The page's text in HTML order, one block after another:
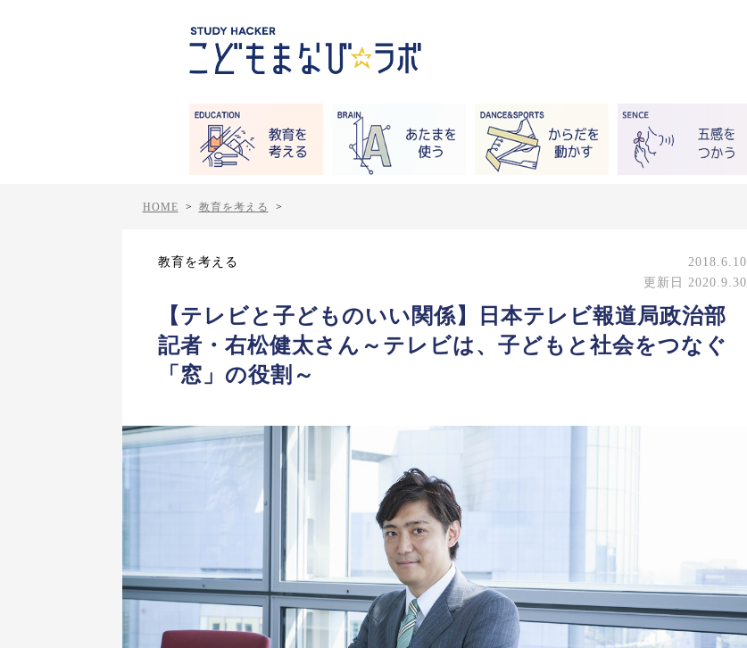
HOME > 教育を考える >
教育を考える
2018.6.10
更新日 2020.9.30
【テレビと子どものいい関係】日本テレビ報道局政治部
記者・右松健太さん～テレビは、子どもと社会をつなぐ
「窓」の役割～